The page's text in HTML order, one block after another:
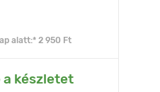
alatt:* 2 950 Ft
a készletet